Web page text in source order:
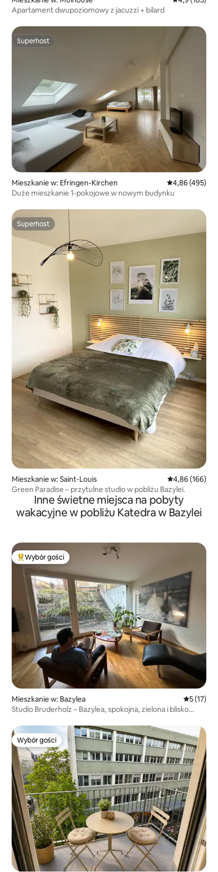
Apartament dwupoziomowy z jacuzzi + bilard
Superhost
Superhost
Mieszkanie w: Efringen-Kirchen Średnia
4,86 (495)
Duże mieszkanie 1-pokojowe w nowym budynku
Superhost
Superhost
Mieszkanie w: Saint-Louis Średnia
4,86 (166)
Green Paradise – przytulne studio w pobliżu Bazylei.
Inne świetne miejsca na pobyty
wakacyjne w pobliżu Katedra w Bazylei
Najpopularniejsze z kategorii Wybór gości
Wybór gości
Mieszkanie w: Bazylea Średnia
5 (17)
Studio Bruderholz – Bazylea, spokojna, zielona i blisko
Wybór gości
Wybór gości